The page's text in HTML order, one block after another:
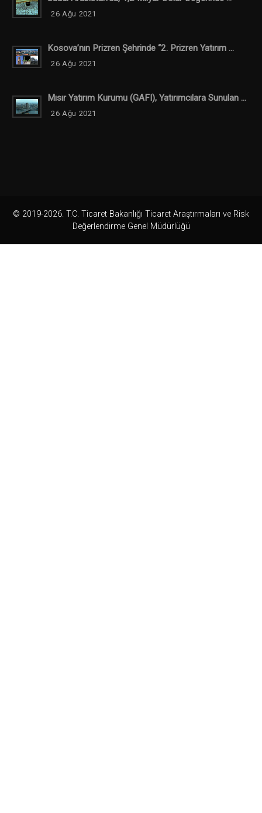
26 Ağu 2021
Kosova’nın Prizren Şehrinde “2. Prizren Yatırım ...
26 Ağu 2021
Mısır Yatırım Kurumu (GAFI), Yatırımcılara Sunulan ...
26 Ağu 2021
© 2019-2026. T.C. Ticaret Bakanlığı Ticaret Araştırmaları ve Risk
Değerlendirme Genel Müdürlüğü